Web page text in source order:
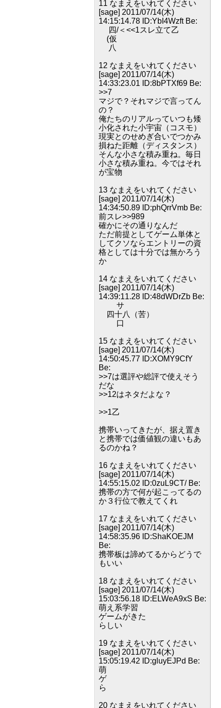
11 なまえをいれてください
[sage] 2011/07/14(木)
14:15:14.78 ID:YbI4Wzft Be:
四/＜<<1スレ立て乙
(仮
八
12 なまえをいれてください
[sage] 2011/07/14(木)
14:33:23.01 ID:8bPTXf69 Be:
>>7
マジで？それマジで言ってん
の？
俺たちのリアルっていつも矮
小化された小宇宙（コスモ）
現実とのせめぎ合いでつかみ
損ねた距離（ディスタンス）
そんな小さな積み重ね。毎日
小さな積み重ね。今ではそれ
が宝物
13 なまえをいれてください
[sage] 2011/07/14(木)
14:34:50.89 ID:phQrrVmb Be:
前スレ>>989
確かにその通りなんだ
ただ前提としてゲーム単体と
してクソならエントリーの資
格としては十分では無かろう
か
14 なまえをいれてください
[sage] 2011/07/14(木)
14:39:11.28 ID:48dWDrZb Be:
サ
四十八（苦）
口
15 なまえをいれてください
[sage] 2011/07/14(木)
14:50:45.77 ID:XOMY9CfY
Be:
>>7は選評や総評で使えそう
だな
>>12はネタだよな？
>>1乙
携帯いってきたが、据え置き
と携帯では価値観の違いもあ
るのかね？
16 なまえをいれてください
[sage] 2011/07/14(木)
14:55:15.02 ID:0zuL9CT/ Be:
携帯の方で何が起こってるの
か３行位で教えてくれ
17 なまえをいれてください
[sage] 2011/07/14(木)
14:58:35.96 ID:ShaKOEJM
Be:
携帯板は諦めてるからどうで
もいい
18 なまえをいれてください
[sage] 2011/07/14(木)
15:03:56.18 ID:ELWeA9xS Be:
萌え系学習
ゲームがきた
らしい
19 なまえをいれてください
[sage] 2011/07/14(木)
15:05:19.42 ID:gluyEJPd Be:
萌
ゲ
ら
20 なまえをいれてください